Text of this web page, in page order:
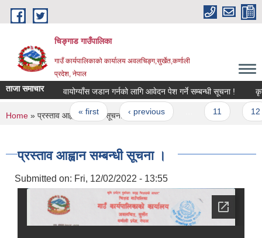
Skip to main content
चिङ्गाड गाउँपालिका
गाउँ कार्यपालिकाको कार्यालय अवलचिङ्ग,सुर्खेत,कर्णाली
प्रदेश, नेपाल
ताजा समाचार वायोग्याँस जडान गर्नको लागि आवेदन पेश गर्ने सम्बन्धी सूचना !
Pages
« first ‹ previous
You are here
Home » प्रस्ताव आह्वान सम्बन्धी सूचना ।
प्रस्ताव आह्वान सम्बन्धी सूचना ।
Submitted on: Fri, 12/02/2022 - 13:55